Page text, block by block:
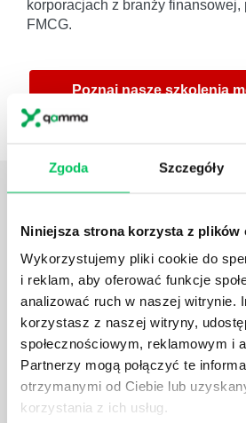
Zgoda Szczegóły
Niniejsza strona korzysta z plików
Wykorzystujemy pliki cookie do
i reklam, aby oferować funkcje
analizować ruch w naszej witrynie.
korzystasz z naszej witryny,
społecznościowym, reklamowym i
Partnerzy mogą połączyć te
otrzymanymi od Ciebie lub
korzystania z ich usług.
korporacjach z branży finansowej,
FMCG.
Poznaj nasze szkolenia
POTRZEBY
Zadzwoń do nas:
tel.:505 273 550,